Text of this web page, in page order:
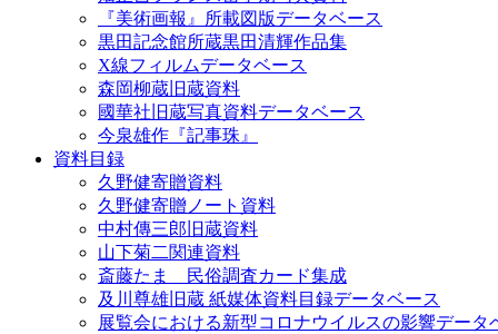
『美術画報』所載図版データベース
黒田記念館所蔵黒田清輝作品集
X線フィルムデータベース
森岡柳蔵旧蔵資料
國華社旧蔵写真資料データベース
今泉雄作『記事珠』
資料目録
久野健寄贈資料
久野健寄贈ノート資料
中村傳三郎旧蔵資料
山下菊二関連資料
斎藤たま 民俗調査カード集成
及川尊雄旧蔵 紙媒体資料目録データベース
展覧会における新型コロナウイルスの影響データ